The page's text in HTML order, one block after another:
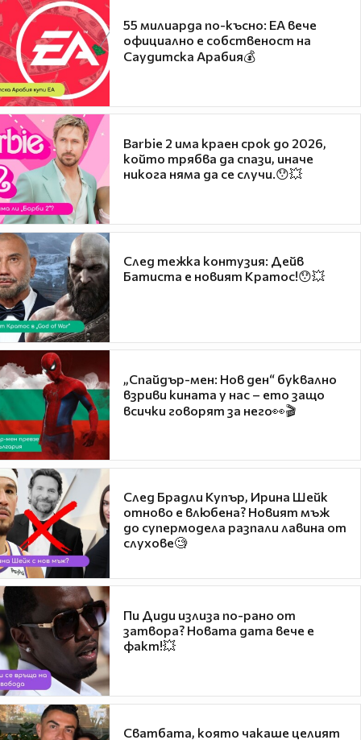
55 милиарда по-късно: EA вече
официално е собственост на
Саудитска Арабия💰
Barbie 2 има краен срок до 2026,
който трябва да спази, иначе
никога няма да се случи.😯💥
След тежка контузия: Дейв
Батиста е новият Кратос!😯💥
„Спайдър-мен: Нов ден“ буквално
взриви кината у нас – ето защо
всички говорят за него👀🎬
След Брадли Купър, Ирина Шейк
отново е влюбена? Новият мъж
до супермодела разпали лавина от
слухове🧐
Пи Диди излиза по-рано от
затвора? Новата дата вече е
факт!💥
Сватбата, която чакаше целият